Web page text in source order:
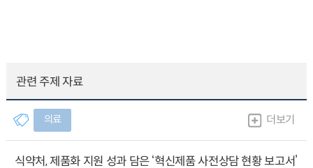
관련 주제 자료
의료 더보기
식약처, 제품화 지원 성과 담은 ‘혁신제품 사전상담 현황 보고서’